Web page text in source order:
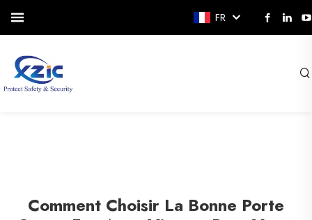
FR
Comment Choisir La Bonne Porte